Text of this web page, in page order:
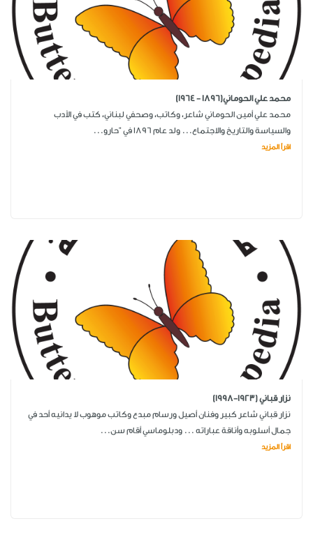
محمد علي الحوماني(1896 - 1964)
محمد علي أمين الحوماني شاعر، وكاتب، وصحفي لبناني، كتب في الأدب
والسياسة والتاريخ والاجتماع... ولد عام 1896 في "حارو...
اقرأ المزيد
نزار قباني (1923-1998)
نزار قباني شاعر كبير وفنان أصيل ورسام مبدع وكاتب موهوب لا يدانيه أحد في
جمال أسلوبه وأناقة عباراته ... ودبلوماسي أقام سن...
اقرأ المزيد